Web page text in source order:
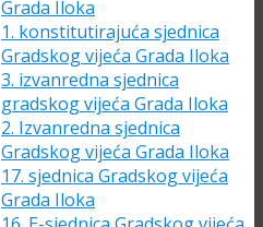
Grada Iloka
1. konstitutirajuća sjednica
Gradskog vijeća Grada Iloka
3. izvanredna sjednica
gradskog vijeća Grada Iloka
2. Izvanredna sjednica
Gradskog vijeća Grada Iloka
17. sjednica Gradskog vijeća
Grada Iloka